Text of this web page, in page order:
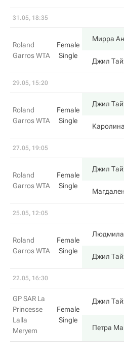
31.05, 18:35
Roland
Garros WTA
Female
Single
Мирра
Джил
29.05, 15:20
Roland
Garros WTA
Female
Single
Джил
27.05, 19:05
Roland
Garros WTA
Female
Single
Джил
25.05, 12:05
Roland
Garros WTA
Female
Single
Джил
22.05, 16:30
GP SAR La
Princesse
Lalla
Meryem
Female
Single
Джил
Петра